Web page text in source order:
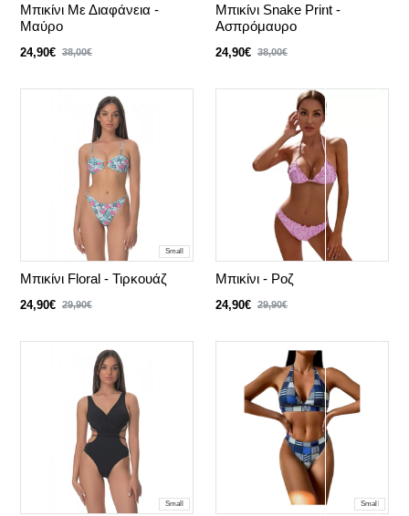
Μπικίνι Με Διαφάνεια -
Μαύρο
24,90€ 38,00€
Μπικίνι Snake Print -
Ασπρόμαυρο
24,90€ 38,00€
Small
Μπικίνι Floral - Τιρκουάζ
24,90€ 29,90€
Μπικίνι - Ροζ
24,90€ 29,90€
Small Small